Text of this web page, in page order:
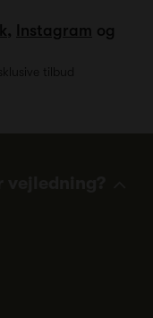
, Instagram og
tilbud